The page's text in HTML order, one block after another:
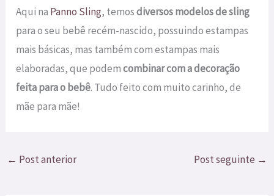
Aqui na Panno Sling, temosdiversos modelos de sling
para o seu bebê recém-nascido, possuindo estampas
mais básicas, mas também com estampas mais
elaboradas, que podemcombinar com a decoração
feita para o bebê. Tudo feito com muito carinho, de
mãe para mãe!
← Post anterior Post seguinte →